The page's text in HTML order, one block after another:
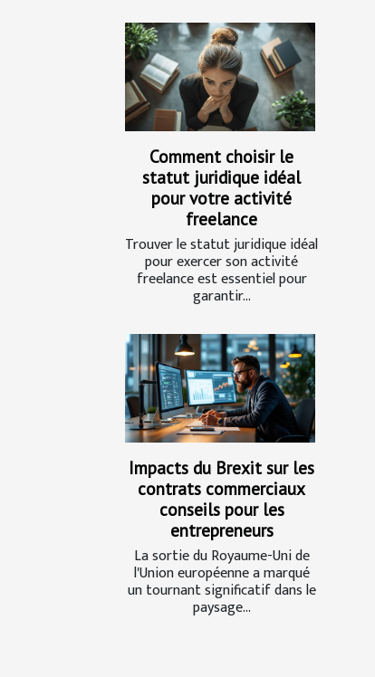
Comment choisir le
statut juridique idéal
pour votre activité
freelance
Trouver le statut juridique idéal
pour exercer son activité
freelance est essentiel pour
garantir...
Impacts du Brexit sur les
contrats commerciaux
conseils pour les
entrepreneurs
La sortie du Royaume-Uni de
l'Union européenne a marqué
un tournant significatif dans le
paysage...